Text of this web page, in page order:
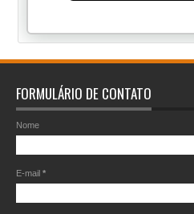
FORMULÁRIO DE CONTATO
Nome
E-mail *